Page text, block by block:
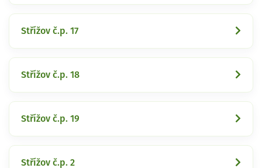
Střížov č.p. 17
Střížov č.p. 18
Střížov č.p. 19
Střížov č.p. 2